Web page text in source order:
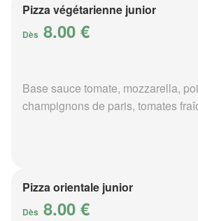
Pizza végétarienne junior
Dès 8.00 €
Base sauce tomate, mozzarella,
champignons de paris, tomates
Pizza orientale junior
Dès 8.00 €